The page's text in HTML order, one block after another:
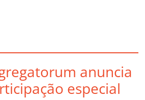
anuncia
especial